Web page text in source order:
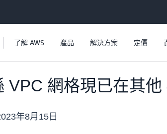
了解 AWS 產品 解決方案 定價
VPC 網格現已在其他
年8月15日